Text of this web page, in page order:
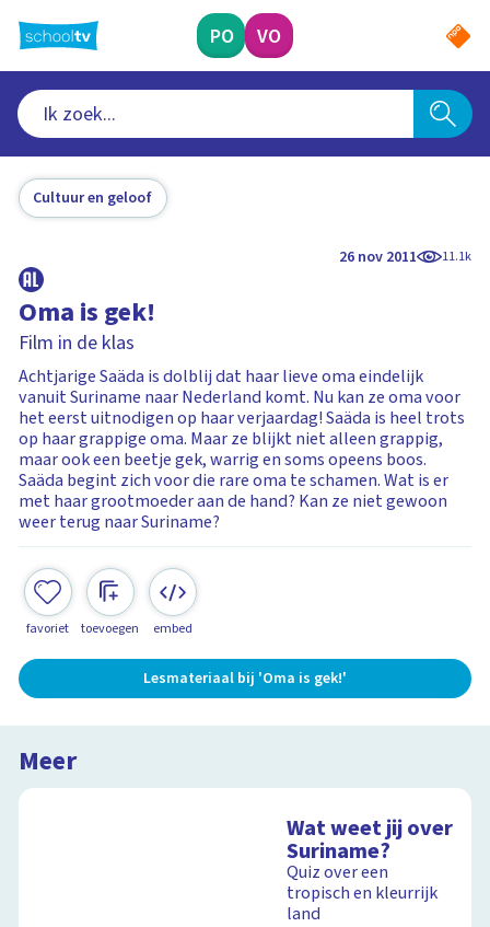
naar
hoofdinhoud
PO VO
Cultuur en geloof
26 nov 2011 11.1k
Oma is gek!
Film in de klas
Acht­jarige Saäda is dolblij dat haar lieve oma eindelijk
vanuit Suri­name naar Neder­land komt. Nu kan ze oma voor
het eerst uitn­odigen op haar verjaardag! Saäda is heel trots
op haar grap­pige oma. Maar ze blijkt niet alleen grappig,
maar ook een beetje gek, warrig en soms opeens boos.
Saäda begint zich voor die rare oma te schamen. Wat is er
met haar groot­moeder aan de hand? Kan ze niet gewoon
weer terug naar Suriname?
favoriet toevoegen embed
Lesmateriaal bij 'Oma is gek!'
Meer
Wat weet jij over
Suriname?
Quiz over een
tropisch en kleurrijk
land